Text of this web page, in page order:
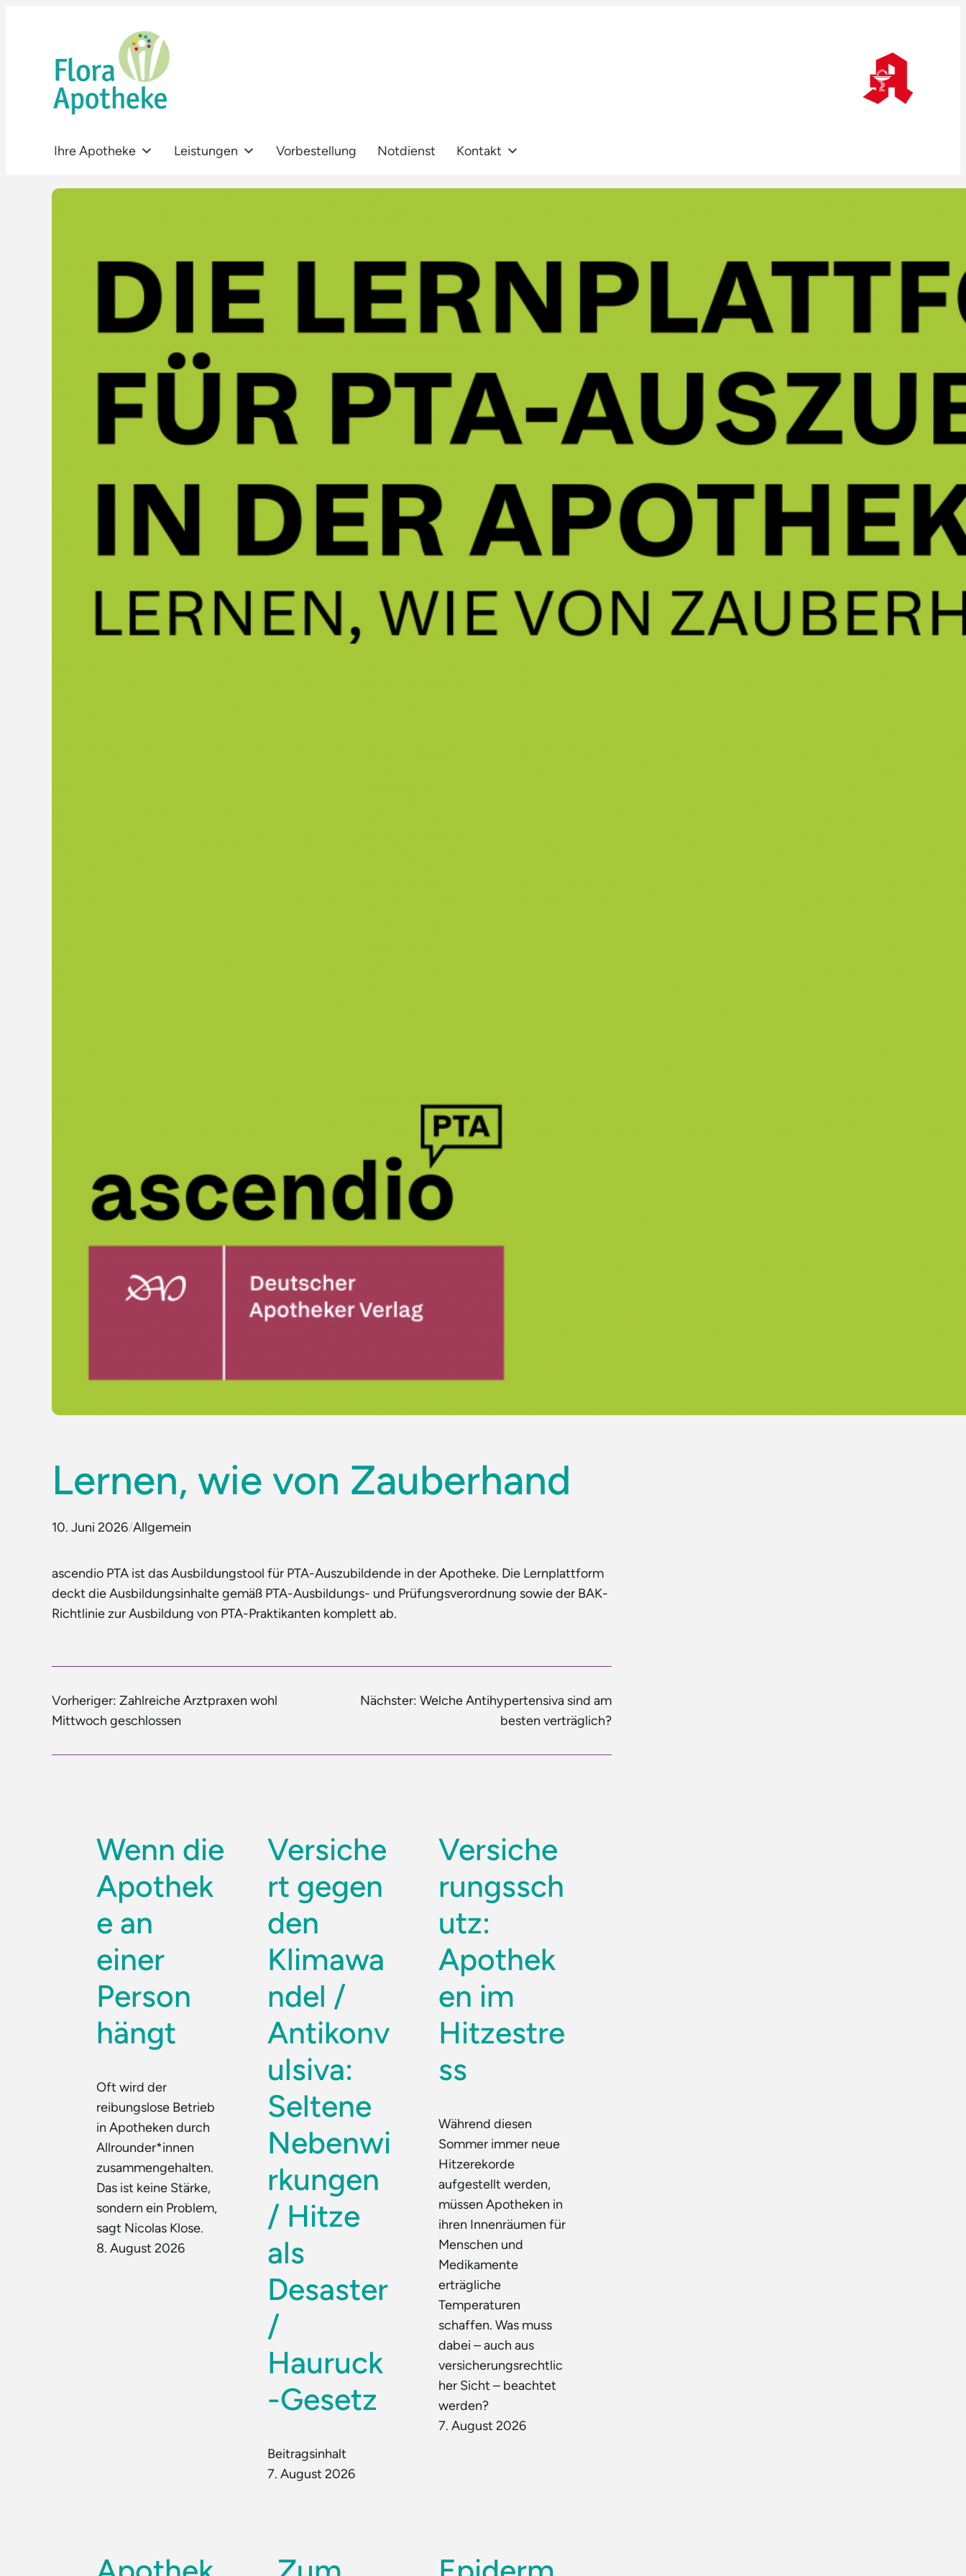
Ihre Apotheke Leistungen Vorbestellung Notdienst Kontakt
Lernen, wie von Zauberhand
10. Juni 2026/Allgemein
ascendio PTA ist das Ausbildungstool für PTA-Auszubildende in der Apotheke. Die Lernplattform
deckt die Ausbildungsinhalte gemäß PTA-Ausbildungs- und Prüfungsverordnung sowie der BAK-
Richtlinie zur Ausbildung von PTA-Praktikanten komplett ab.
Vorheriger: Zahlreiche Arztpraxen wohl
Mittwoch geschlossen
Nächster: Welche Antihypertensiva sind am
besten verträglich?
Wenn die
Apothek
e an
einer
Person
hängt
Oft wird der
reibungslose Betrieb
in Apotheken durch
Allrounder*innen
zusammengehalten.
Das ist keine Stärke,
sondern ein Problem,
sagt Nicolas Klose.
8. August 2026
Versiche
rt gegen
den
Klimawa
ndel /
Antikonv
ulsiva:
Seltene
Nebenwi
rkungen
/ Hitze
als
Desaster
/
Hauruck
-Gesetz
Beitragsinhalt
7. August 2026
Versiche
rungssch
utz:
Apothek
en im
Hitzestre
ss
Während diesen
Sommer immer neue
Hitzerekorde
aufgestellt werden,
müssen Apotheken in
ihren Innenräumen für
Menschen und
Medikamente
erträgliche
Temperaturen
schaffen. Was muss
dabei – auch aus
versicherungsrechtlic
her Sicht – beachtet
werden?
7. August 2026
/ Hitze als Desaster / Hauruck-Gesetz
Versicherungsschutz: Apotheken im
Hitzestress
Apotheken im Hitzestress
„Zum halben Preis und dreimal schneller
Allgemein
Allgemein